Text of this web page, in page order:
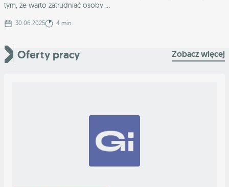
tym, że warto zatrudniać osoby ...
30.06.2025 4 min.
Oferty pracy Zobacz więcej